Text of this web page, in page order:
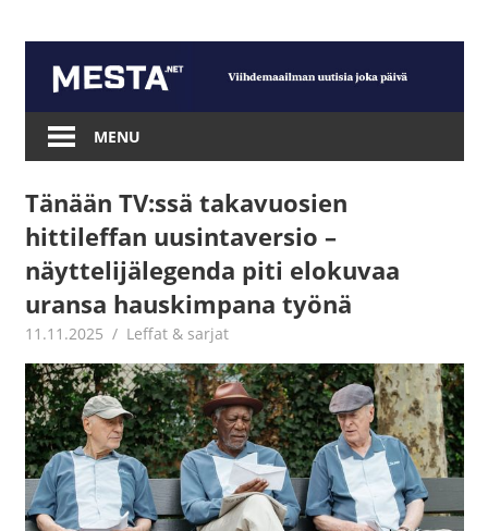
content
Mesta.net
MENU
Tänään TV:ssä takavuosien
hittileffan uusintaversio –
näyttelijälegenda piti elokuvaa
uransa hauskimpana työnä
11.11.2025 Jouni Hirn
Leffat & sarjat